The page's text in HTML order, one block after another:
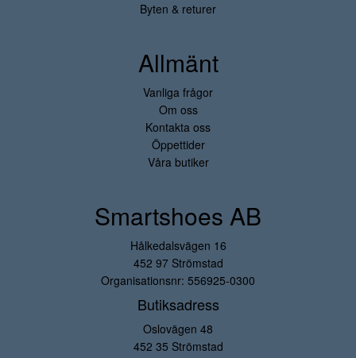
Byten & returer
Allmänt
Vanliga frågor
Om oss
Kontakta oss
Öppettider
Våra butiker
Smartshoes AB
Hålkedalsvägen 16
452 97 Strömstad
Organisationsnr: 556925-0300
Butiksadress
Oslovägen 48
452 35 Strömstad